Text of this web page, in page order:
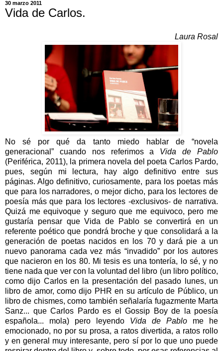
30 marzo 2011
Vida de Carlos.
Laura Rosal
No sé por qué da tanto miedo hablar de “novela
generacional” cuando nos referimos a Vida de Pablo
(Periférica, 2011), la primera novela del poeta Carlos Pardo,
pues, según mi lectura, hay algo definitivo entre sus
páginas. Algo definitivo, curiosamente, para los poetas más
que para los narradores, o mejor dicho, para los lectores de
poesía más que para los lectores -exclusivos- de narrativa.
Quizá me equivoque y seguro que me equivoco, pero me
gustaría pensar que Vida de Pablo se convertirá en un
referente poético que pondrá broche y que consolidará a la
generación de poetas nacidos en los 70 y dará pie a un
nuevo panorama cada vez más “invadido” por los autores
que nacieron en los 80. Mi tesis es una tontería, lo sé, y no
tiene nada que ver con la voluntad del libro (un libro político,
como dijo Carlos en la presentación del pasado lunes, un
libro de amor, como dijo PHR en su artículo de Público, un
libro de chismes, como también señalaría fugazmente Marta
Sanz... que Carlos Pardo es el Gossip Boy de la poesía
española... mola) pero leyendo Vida de Pablo me he
emocionado, no por su prosa, a ratos divertida, a ratos rollo
y en general muy interesante, pero sí por lo que uno puede